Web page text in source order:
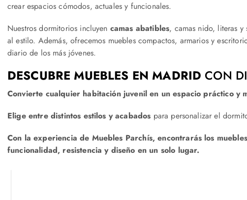
crear espacios cómodos, actuales y funcionales.
Nuestros dormitorios incluyen camas abatibles, camas nido, literas y
al estilo. Además, ofrecemos muebles compactos, armarios y
diario de los más jóvenes.
DESCUBRE MUEBLES EN MADRID CON
Convierte cualquier habitación juvenil en un espacio práctico y
Elige entre distintos estilos y acabados para personalizar el
Con la experiencia de Muebles Parchís, encontrarás los
funcionalidad, resistencia y diseño en un solo lugar.